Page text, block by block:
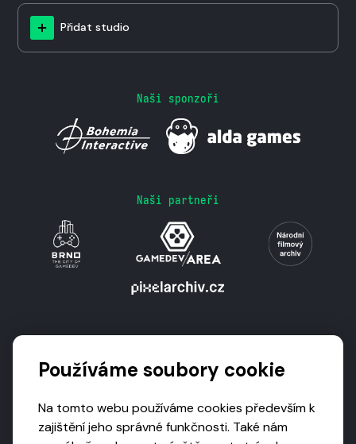
Přidat studio
Naši sponzoři
Naši partneři
Používáme soubory cookie
Na tomto webu používáme cookies především k
zajištění jeho správné funkčnosti. Také nám